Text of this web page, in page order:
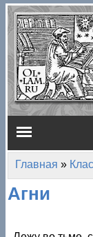
Перейти к
Главное
Вы здесь
Главная »
Агни